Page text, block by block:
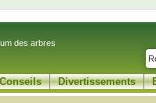
des arbres
Divertissements